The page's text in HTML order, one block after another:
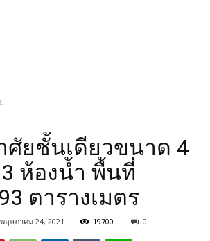
ศัยชั้นเดียวขนาด 4
ห้องน้ำ พื้นที่
ตารางเมตร
พฤษภาคม 24, 2021 19700 0